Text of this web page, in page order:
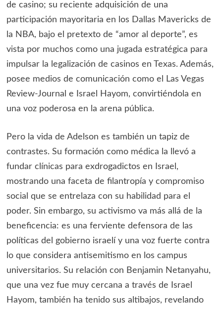
de casino; su reciente adquisición de una
participación mayoritaria en los Dallas Mavericks de
la NBA, bajo el pretexto de “amor al deporte”, es
vista por muchos como una jugada estratégica para
impulsar la legalización de casinos en Texas. Además,
posee medios de comunicación como el Las Vegas
Review-Journal e Israel Hayom, convirtiéndola en
una voz poderosa en la arena pública.
Pero la vida de Adelson es también un tapiz de
contrastes. Su formación como médica la llevó a
fundar clínicas para exdrogadictos en Israel,
mostrando una faceta de filantropía y compromiso
social que se entrelaza con su habilidad para el
poder. Sin embargo, su activismo va más allá de la
beneficencia: es una ferviente defensora de las
políticas del gobierno israelí y una voz fuerte contra
lo que considera antisemitismo en los campus
universitarios. Su relación con Benjamin Netanyahu,
que una vez fue muy cercana a través de Israel
Hayom, también ha tenido sus altibajos, revelando